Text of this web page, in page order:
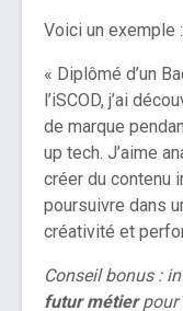
Voici un exemple :
« Diplômé d’un
l’iSCOD, j’ai
de marque
up tech. J’aime
créer du contenu
poursuivre dans
créativité et
Conseil bonus :
futur métierpour